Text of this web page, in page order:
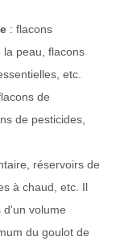
: flacons
la peau, flacons
etc.
de
de pesticides,
réservoirs de
à chaud, etc. Il
d'un volume
du goulot de